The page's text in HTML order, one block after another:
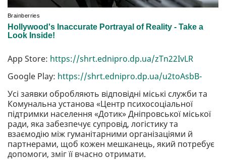
App Store: https://shrt.ednipro.dp.ua/zTn22IvLR
Google Play: https://shrt.ednipro.dp.ua/u2toAsbB-
Усі заявки обробляють відповідні міські служби та
Комунальна установа «Центр психосоціальної
підтримки населення «Дотик» Дніпровської міської
ради, яка забезпечує супровід, логістику та
взаємодію між гуманітарними організаціями й
партнерами, щоб кожен мешканець, який потребує
допомоги, зміг її вчасно отримати.